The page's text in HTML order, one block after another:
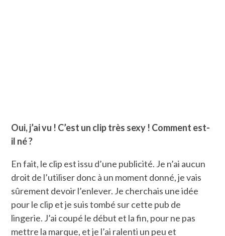
Oui, j’ai vu ! C’est un clip très sexy ! Comment est-
il né ?
En fait, le clip est issu d’une publicité. Je n’ai aucun
droit de l’utiliser donc à un moment donné, je vais
sûrement devoir l’enlever. Je cherchais une idée
pour le clip et je suis tombé sur cette pub de
lingerie. J’ai coupé le début et la fin, pour ne pas
mettre la marque, et je l’ai ralenti un peu et